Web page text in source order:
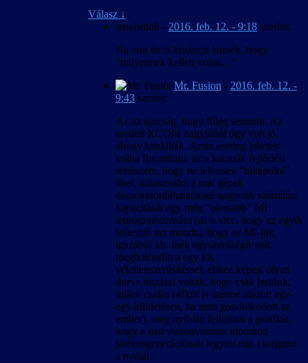
Válasz ↓
lapajsmith - 2016. feb. 12. - 9:18 szerint:
Na erre én is kíváncsi lennék, hogy
“milyennek kellett volna…”
Mr. Fusion - 2016. feb. 12. -
9:43 szerint:
Az az igazság, hogy főleg semmin. Az
eredeti XCOM nagyjából úgy volt jó,
ahogy kitalálták. Amin esetleg lehetett
volna finomítani, az a katonák fejlődési
rendszere, hogy ne lehessen “túltápolni”
őket, kihasználni a mai gépek
összehasonlíthatatlanul nagyobb számítási
kapacitását egy még “okosabb” MI
leprogramozására (az a vicc, hogy az egyik
fejlesztő azt mondta, hogy az MI-jük
igazából kb. faék egyszerűségű volt,
megbolondítva egy kis
véletlenszerűsítéssel, ehhez képest olyan
durva húzásai voltak, hogy csak lestünk,
mikor csalás nélkül is szénné alázott egy-
egy küldetésen, ha nem gondolkodott az
ember), meg nyilván felújítani a grafikát,
hogy a mai viszonyokhoz idomított
játékosgenerációnak legyen min csorgatni
a nyálát.